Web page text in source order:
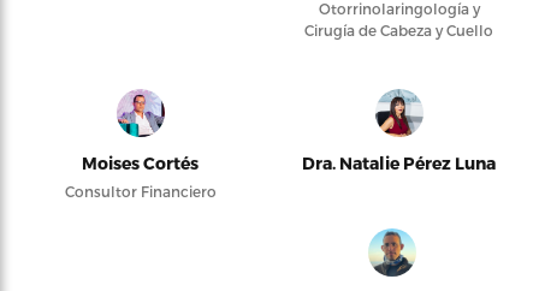
Otorrinolaringología y
Cirugía de Cabeza y Cuello
Moises Cortés
Consultor Financiero
Dra. Natalie Pérez Luna